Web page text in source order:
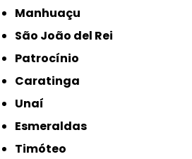
Manhuaçu
São João del Rei
Patrocínio
Caratinga
Unaí
Esmeraldas
Timóteo